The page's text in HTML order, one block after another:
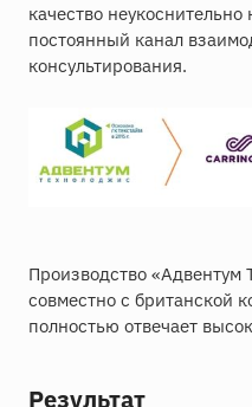
качество неукоснительно
постоянный канал
консультирования.
Производство «Адвентум
совместно с британской
полностью отвечает
Результат